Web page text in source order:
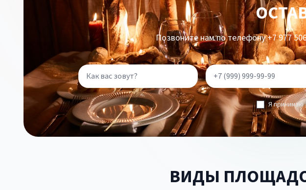
Позвоните нам по телефону +7 977
Я принимаю
ВИДЫ